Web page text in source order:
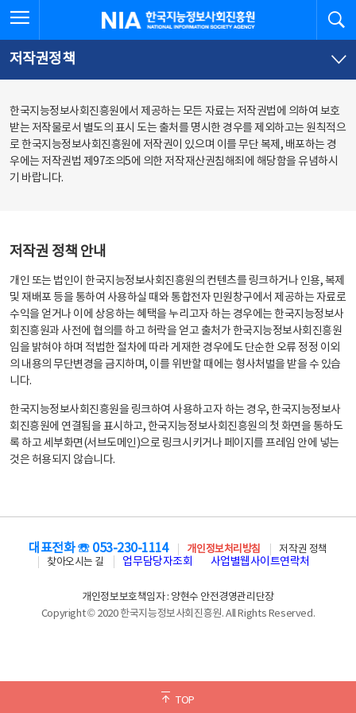
문
로
가
체
뉴
바
가
한국지능정보사회진흥원
저작권정책
한국지능정보사회진흥원에서 제공하는 모든 자료는 저작권법에 의하여 보호
받는 저작물로서 별도의 표시 도는 출처를 명시한 경우를 제외하고는 원칙적으
로 한국지능정보사회진흥원에 저작권이 있으며 이를 무단 복제, 배포하는 경
우에는 저작권법 제97조의5에 의한 저작재산권침해죄에 해당함을 유념하시
기 바랍니다.
저작권 정책 안내
개인 또는 법인이 한국지능정보사회진흥원의 컨텐츠를 링크하거나 인용, 복제
및 재배포 등을 통하여 사용하실 때와 통합전자 민원창구에서 제공하는 자료로
수익을 얻거나 이에 상응하는 혜택을 누리고자 하는 경우에는 한국지능정보사
회진흥원과 사전에 협의를 하고 허락을 얻고 출처가 한국지능정보사회진흥원
임을 밝혀야 하며 적법한 절차에 따라 게재한 경우에도 단순한 오류 정정 이외
의 내용의 무단변경을 금지하며, 이를 위반할 때에는 형사처벌을 받을 수 있습
니다.
한국지능정보사회진흥원을 링크하여 사용하고자 하는 경우, 한국지능정보사
회진흥원에 연결됨을 표시하고, 한국지능정보사회진흥원의 첫 화면을 통하도
록 하고 세부화면(서브도메인)으로 링크시키거나 페이지를 프레임 안에 넣는
것은 허용되지 않습니다.
TOP
대표전화 ☏ 053-230-1114 개인정보처리방침
저작권 정책
찾아오시는 길
업무담당자조회 사업별웹사이트연락처
개인정보보호책임자 : 양현수 안전경영관리단장
Copyright © 2020 한국지능정보사회진흥원. All Rights Reserved.